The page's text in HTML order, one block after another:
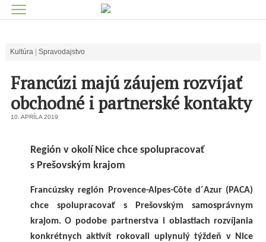
Kultúra Spravodajstvo
Francúzi majú záujem rozvíjať
obchodné i partnerské kontakty
10. APRÍLA 2019
Región v okolí Nice chce spolupracovať
s Prešovským krajom
Francúzsky región Provence-Alpes-Côte d´Azur (PACA)
chce spolupracovať s Prešovským samosprávnym
krajom. O podobe partnerstva i oblastiach rozvíjania
konkrétnych aktivít rokovali uplynulý týždeň v Nice